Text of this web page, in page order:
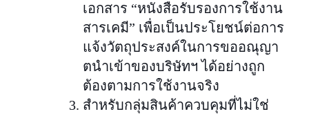
เอกสาร “หนังสือรับรองการใช้งาน
สารเคมี” เพื่อเป็นประโยชน์ต่อการ
แจ้งวัตถุประสงค์ในการขออณุญา
ตนำเข้าของบริษัทฯ ได้อย่างถูก
ต้องตามการใช้งานจริง
สำหรับกลุ่มสินค้าควบคุมที่ไม่ใช่